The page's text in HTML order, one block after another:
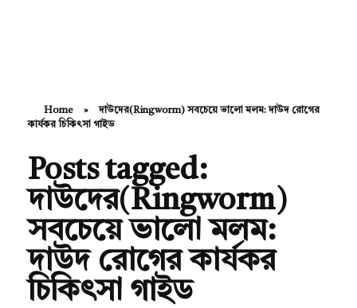
Home »
দাউদের(Ringworm) সবচেয়ে ভালো মলম: দাউদ রোগের
কার্যকর চিকিৎসা গাইড
Posts tagged:
দাউদের(Ringworm)
সবচেয়ে ভালো মলম:
দাউদ রোগের কার্যকর
চিকিৎসা গাইড